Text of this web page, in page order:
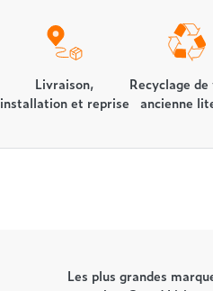
Livraison,
installation et reprise
Recyclage
ancienne
Les plus grandes